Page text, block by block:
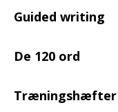
Guided writing
De 120 ord
Træningshæfter